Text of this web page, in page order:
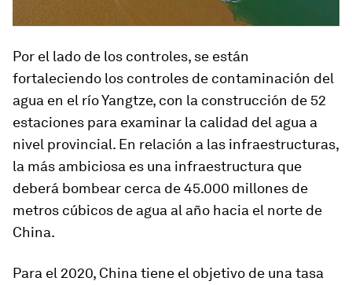
Por el lado de los controles, se están
fortaleciendo los controles de contaminación del
agua en el río Yangtze, con la construcción de 52
estaciones para examinar la calidad del agua a
nivel provincial. En relación a las infraestructuras,
la más ambiciosa es una infraestructura que
deberá bombear cerca de 45.000 millones de
metros cúbicos de agua al año hacia el norte de
China.
Para el 2020, China tiene el objetivo de una tasa